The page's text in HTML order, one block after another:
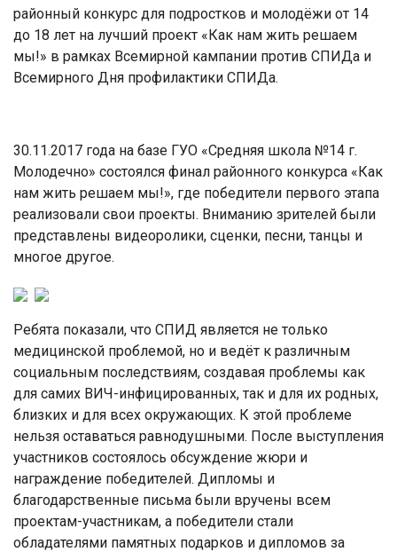
районный конкурс для подростков и молодёжи от 14
до 18 лет на лучший проект «Как нам жить решаем
мы!» в рамках Всемирной кампании против СПИДа и
Всемирного Дня профилактики СПИДа.
30.11.2017 года на базе ГУО «Средняя школа №14 г.
Молодечно» состоялся финал районного конкурса «Как
нам жить решаем мы!», где победители первого этапа
реализовали свои проекты. Вниманию зрителей были
представлены видеоролики, сценки, песни, танцы и
многое другое.
Ребята показали, что СПИД является не только
медицинской проблемой, но и ведёт к различным
социальным последствиям, создавая проблемы как
для самих ВИЧ-инфицированных, так и для их родных,
близких и для всех окружающих. К этой проблеме
нельзя оставаться равнодушными. После выступления
участников состоялось обсуждение жюри и
награждение победителей. Дипломы и
благодарственные письма были вручены всем
проектам-участникам, а победители стали
обладателями памятных подарков и дипломов за